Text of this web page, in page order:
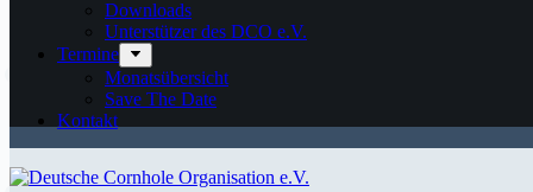
Downloads
Unterstützer des DCO e.V.
Termine
Monatsübersicht
Save The Date
Kontakt